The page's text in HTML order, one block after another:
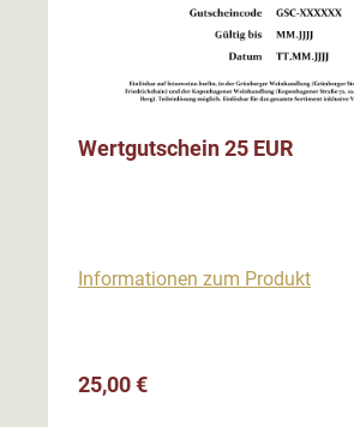
Wertgutschein 25 EUR
Informationen zum Produkt
Regulärer Preis:
25,00 €